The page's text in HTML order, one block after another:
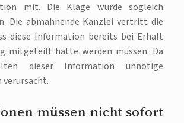
mit. Die Klage wurde sogleich
Die abmahnende Kanzlei vertritt die
diese Information bereits bei Erhalt
mitgeteilt hätte werden müssen. Da
dieser Information unnötige
müssen nicht sofort